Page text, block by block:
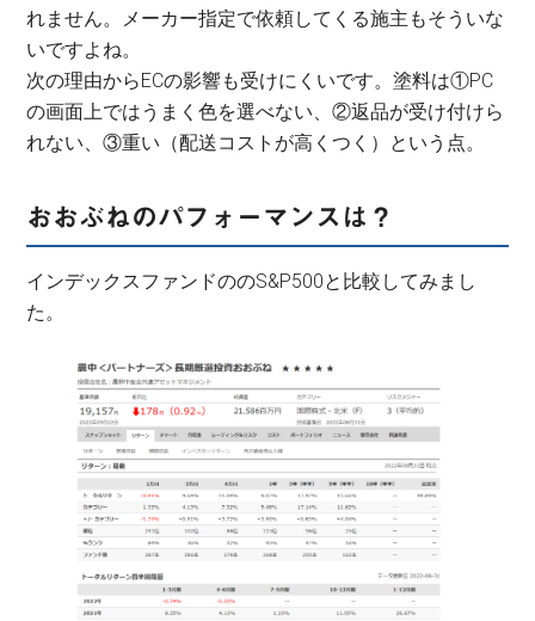
れません。メーカー指定で依頼してくる施主もそういな
いですよね。
次の理由からECの影響も受けにくいです。塗料は①PC
の画面上ではうまく色を選べない、②返品が受け付けら
れない、③重い（配送コストが高くつく）という点。
おおぶねのパフォーマンスは？
インデックスファンドののS&P500と比較してみまし
た。